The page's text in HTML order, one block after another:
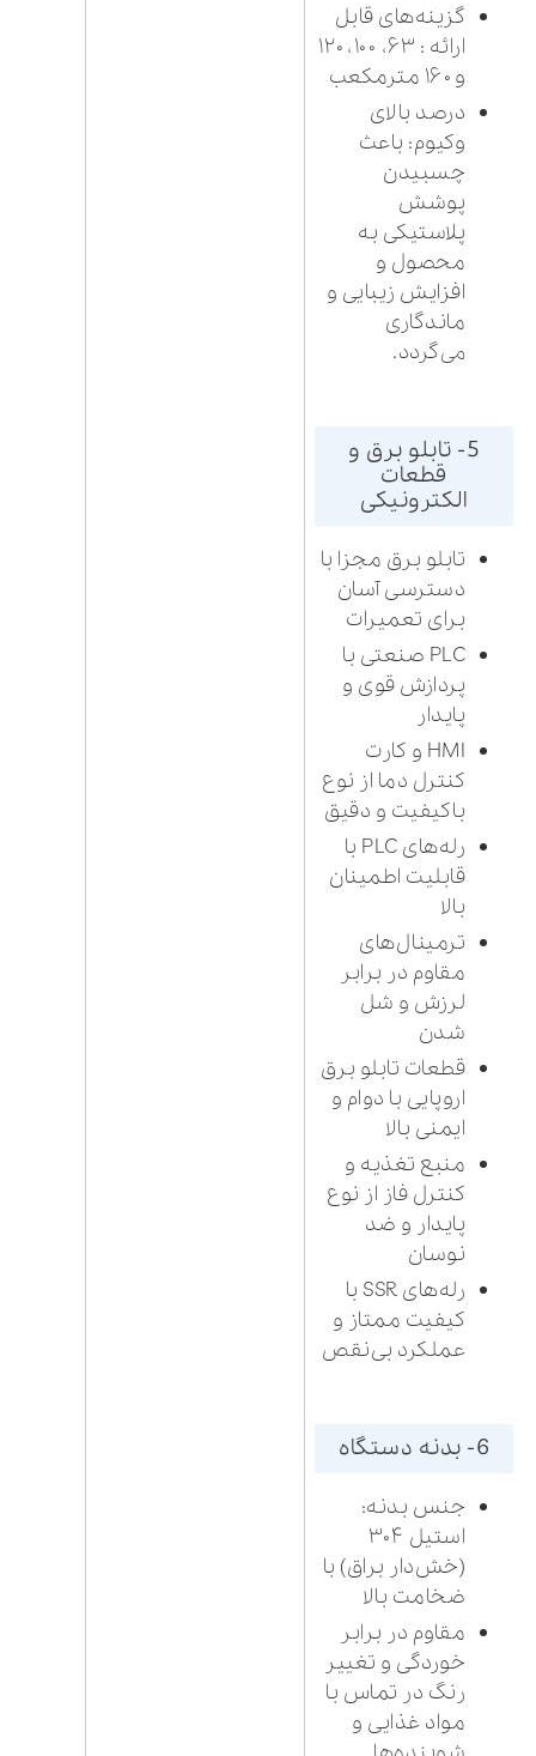
گزینه‌های قابل
ارائه : ۶۳، ۱۰۰، ۱۲۰
و ۱۶۰ مترمکعب
درصد بالای
وکیوم: باعث
چسبیدن
پوشش
پلاستیکی به
محصول و
افزایش زیبایی و
ماندگاری
می‌گردد.
5- تابلو برق و
قطعات
الکترونیکی
تابلو برق مجزا با
دسترسی آسان
برای تعمیرات
PLC صنعتی با
پردازش قوی و
پایدار
HMI و کارت
کنترل دما از نوع
باکیفیت و دقیق
رله‌های PLC با
قابلیت اطمینان
بالا
ترمینال‌های
مقاوم در برابر
لرزش و شل
شدن
قطعات تابلو برق
اروپایی با دوام و
ایمنی بالا
منبع تغذیه و
کنترل فاز از نوع
پایدار و ضد
نوسان
رله‌های SSR با
کیفیت ممتاز و
عملکرد بی‌نقص
6- بدنه دستگاه
جنس بدنه:
استیل ۳۰۴
(خش‌دار براق) با
ضخامت بالا
مقاوم در برابر
خوردگی و تغییر
رنگ در تماس با
مواد غذایی و